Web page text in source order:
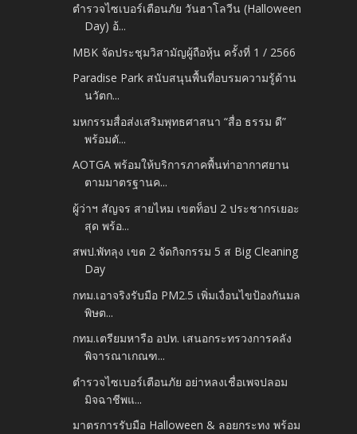
ตำรวจไซเบอร์เตือนภัย วันฮาโลวีน (Halloween
Day) อ้...
MBK จัดประชุมวิสามัญผู้ถือหุ้น ครั้งที่ 1 / 2566
Paradise Park สนับสนุนพื้นที่อบรมความรู้ด้าน
นวัตก...
มหกรรมสื่อส่งเสริมพุทธศาสนา “สื่อ ธรรม ดี”
พร้อมตั...
AOTGA พร้อมให้บริการภาคพื้นท่าอากาศยาน
ตามมาตรฐานค...
ผู้ว่าฯ สัญจร สายไหม เขตท็อป 2 ประชากรเยอะ
สุด พร้อ...
สพป.พัทลุง เขต 2 จัดกิจกรรม 5 ส Big Cleaning
Day
กทม.เอาจริงรับมือ PM2.5 เพิ่มเงื่อนไขป้องกันมล
พิษต...
กทม.เตรียมหารือ อปท. เสนอกระทรวงการคลัง
พิจารณาเกณฑ...
ตำรวจไซเบอร์เตือนภัย อย่าหลงเชื่อเพจปลอม
มิจฉาชีพแ...
มาตรการรับมือ Halloween & ลอยกระทง พร้อม